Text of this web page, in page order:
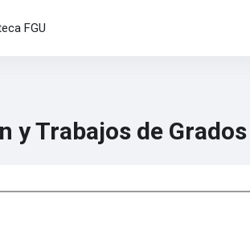
FGU
Trabajos de Grados